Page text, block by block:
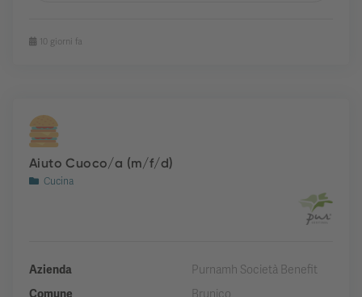
10 giorni fa
Aiuto Cuoco/a (m/f/d)
Cucina
Azienda
Purnamh Società Benefit
Comune
Brunico